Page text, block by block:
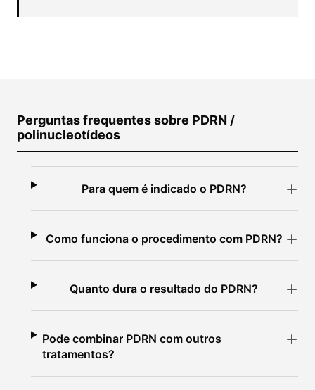
Perguntas frequentes sobre PDRN /
polinucleotídeos
Para quem é indicado o PDRN?
Como funciona o procedimento com PDRN?
Quanto dura o resultado do PDRN?
Pode combinar PDRN com outros
tratamentos?